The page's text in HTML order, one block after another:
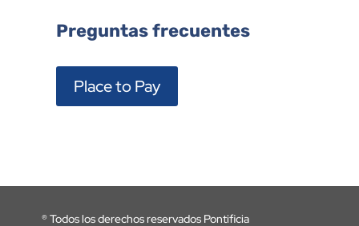
Preguntas frecuentes
Place to Pay
®Todos los derechos reservados Pontificia